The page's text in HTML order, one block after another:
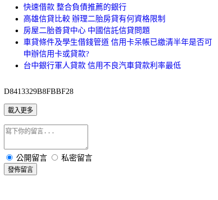
快速借款 整合負債推薦的銀行
高雄信貸比較 辦理二胎房貸有何資格限制
房屋二胎善貸中心 中國信託信貸問題
車貸條件及學生借錢管道 信用卡呆帳已繳清半年是否可
申辦信用卡或貸款?
台中銀行軍人貸款 信用不良汽車貸款利率最低
D8413329B8FBBF28
載入更多
公開留言 私密留言
發佈留言